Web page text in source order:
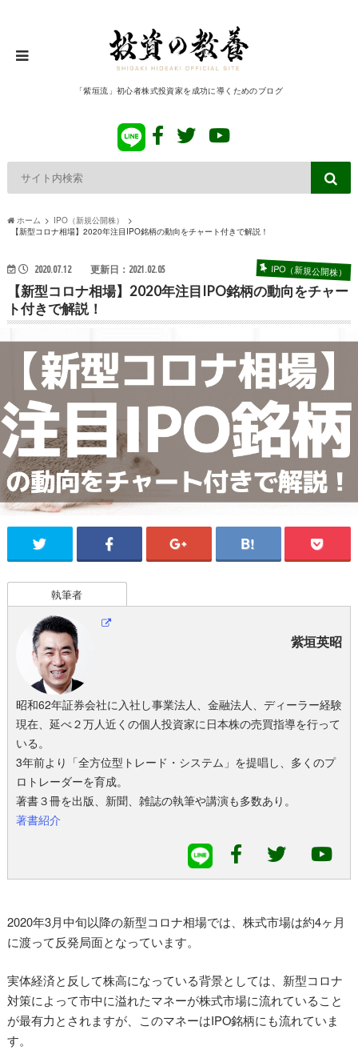
「紫垣流」初心者株式投資家を成功に導くためのブログ
ホーム
IPO（新規公開株）
【新型コロナ相場】2020年注目IPO銘柄の動向をチャート付きで解説！
2020.07.12 更新日：2021.02.05 IPO（新規公開株）
【新型コロナ相場】2020年注目IPO銘柄の動向をチャー
ト付きで解説！
執筆者
紫垣英昭
昭和62年証券会社に入社し事業法人、金融法人、ディーラー経験
現在、延べ２万人近くの個人投資家に日本株の売買指導を行って
いる。
3年前より「全方位型トレード・システム」を提唱し、多くのプ
ロトレーダーを育成。
著書３冊を出版、新聞、雑誌の執筆や講演も多数あり。
著書紹介
2020年3月中旬以降の新型コロナ相場では、株式市場は約4ヶ月
に渡って反発局面となっています。
実体経済と反して株高になっている背景としては、新型コロナ
対策によって市中に溢れたマネーが株式市場に流れていること
が最有力とされますが、このマネーはIPO銘柄にも流れていま
す。